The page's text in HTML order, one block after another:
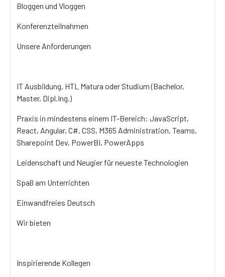
Bloggen und Vloggen
Konferenzteilnahmen
Unsere Anforderungen
IT Ausbildung, HTL Matura oder Studium (Bachelor,
Master, Dipl.Ing.)
Praxis in mindestens einem IT-Bereich: JavaScript,
React, Angular, C#, CSS, M365 Administration, Teams,
Sharepoint Dev, PowerBI, PowerApps
Leidenschaft und Neugier für neueste Technologien
Spaß am Unterrichten
Einwandfreies Deutsch
Wir bieten
Inspirierende Kollegen